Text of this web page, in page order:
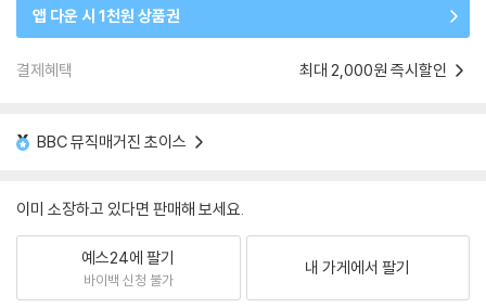
앱 다운 시 1천원 상품권
결제혜택 최대 2,000원 즉시할인
BBC 뮤직매거진 초이스
이미 소장하고 있다면 판매해 보세요.
예스24에 팔기
바이백 신청 불가
내 가게에서 팔기